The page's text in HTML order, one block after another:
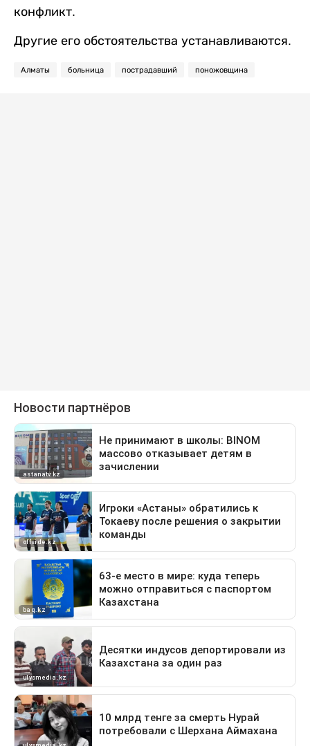
конфликт.
Другие его обстоятельства устанавливаются.
Алматы больница пострадавший поножовщина